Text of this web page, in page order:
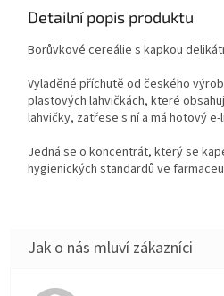
Detailní popis produktu
Borůvkové cereálie s kapkou
Vyladěné příchutě od českého
plastových lahvičkách, které
lahvičky, zatřese s ní a má hotový e-
Jedná se o koncentrát, který se
hygienických standardů ve